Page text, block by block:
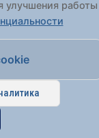
улучшения работы